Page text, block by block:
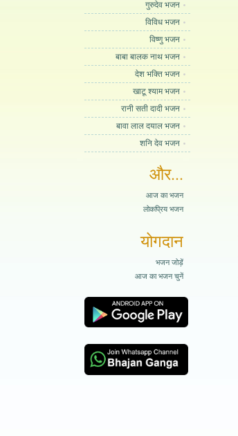
गुरुदेव भजन
विविध भजन
विष्णु भजन
बाबा बालक नाथ भजन
देश भक्ति भजन
खाटू श्याम भजन
रानी सती दादी भजन
बावा लाल दयाल भजन
शनि देव भजन
और...
आज का भजन
लोकप्रिय भजन
योगदान
भजन जोड़ें
आज का भजन चुनें